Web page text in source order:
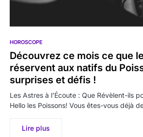
HOROSCOPE
Découvrez ce mois ce que
réservent aux natifs du
surprises et défis !
Les Astres à l’Écoute : Que Révèlent-ils
Hello les Poissons! Vous êtes-vous déjà
Lire plus